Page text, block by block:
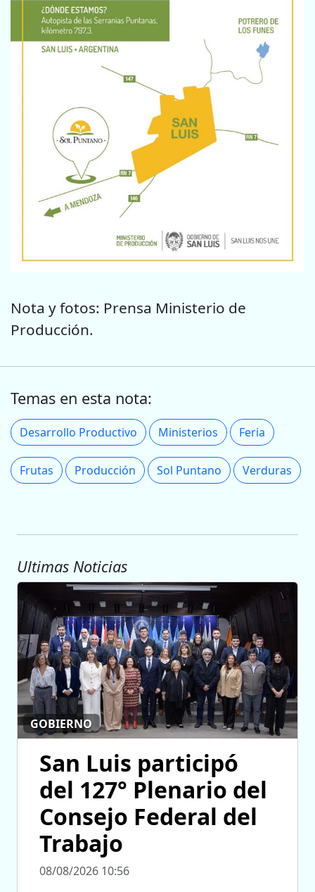
Nota y fotos: Prensa Ministerio de
Producción.
Temas en esta nota:
Desarrollo Productivo Ministerios Feria
Frutas Producción Sol Puntano Verduras
Ultimas Noticias
GOBIERNO
San Luis participó
del 127° Plenario del
Consejo Federal del
Trabajo
08/08/2026 10:56